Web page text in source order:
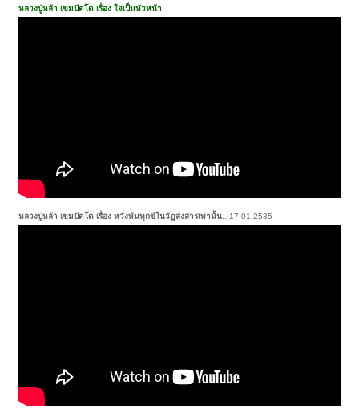
หลวงปู่หล้า เขมปัตโต เรื่อง ใจเป็นหัวหน้า
หลวงปู่หล้า เขมปัตโต เรื่อง หวังพ้นทุกข์ในวัฏสงสารเท่านั้น ...17-01-2535